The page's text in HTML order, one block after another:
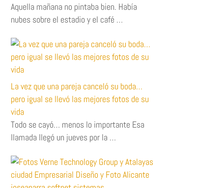
Aquella mañana no pintaba bien. Había
nubes sobre el estadio y el café …
La vez que una pareja canceló su boda…
pero igual se llevó las mejores fotos de su
vida
Todo se cayó… menos lo importante Esa
llamada llegó un jueves por la …